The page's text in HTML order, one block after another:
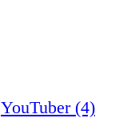
YouTuber(4)